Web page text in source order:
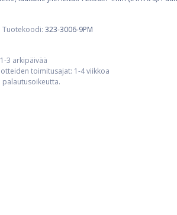
Tuotekoodi: 323-3006-9PM
3 arkipäivää
toimitusajat: 1-4 viikkoa